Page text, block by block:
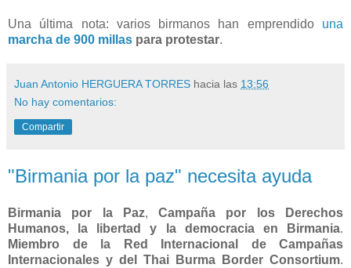
Una última nota: varios birmanos han emprendido una
marcha de 900 millas para protestar.
Juan Antonio HERGUERA TORRES hacia las 13:56
No hay comentarios:
Compartir
"Birmania por la paz" necesita ayuda
Birmania por la Paz,Campaña por los Derechos
Humanos, la libertad y la democracia en Birmania.
Miembro de la Red Internacional de Campañas
Internacionales y del Thai Burma Border Consortium.